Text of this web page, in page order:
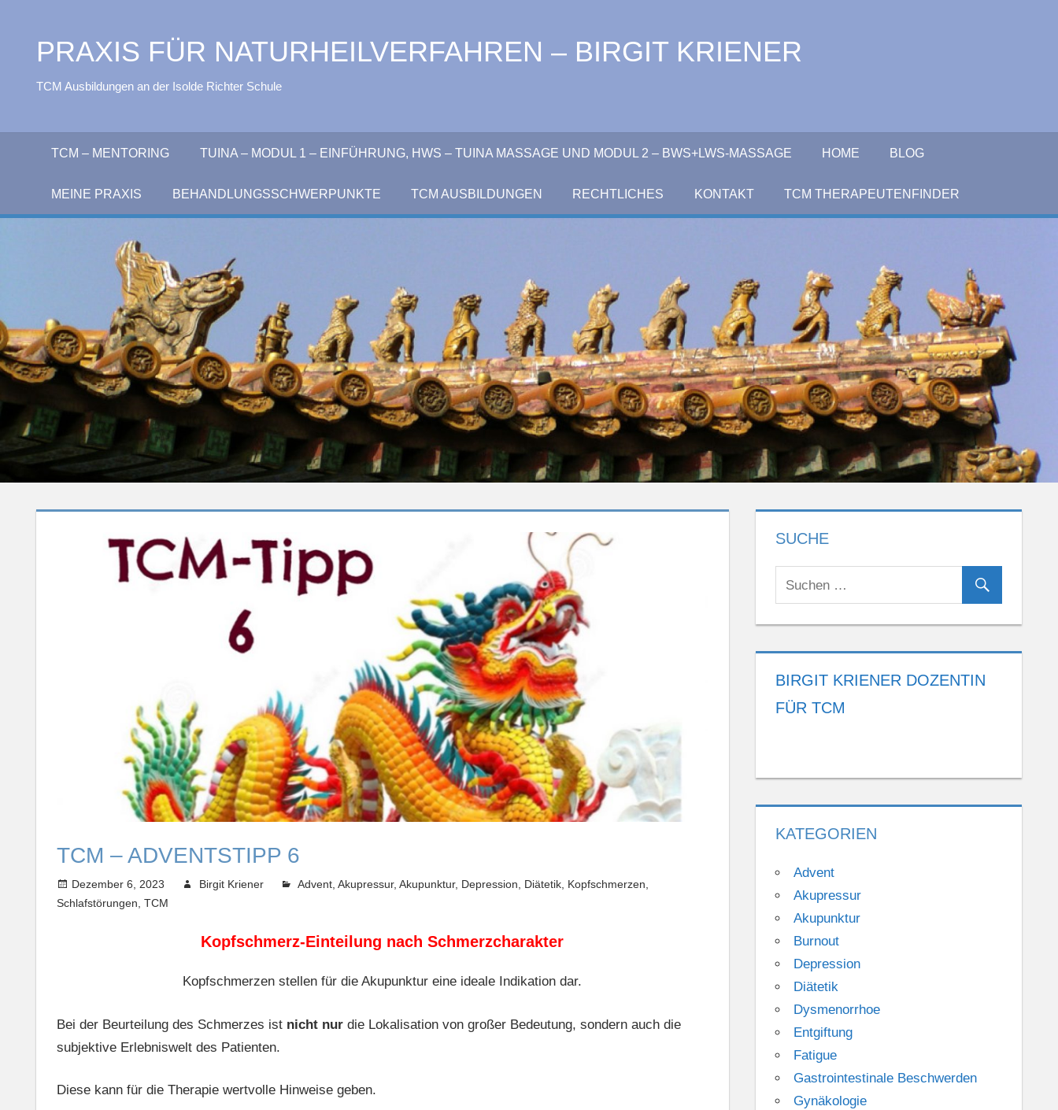
springenPRAXIS FÜR NATURHEILVERFAHREN – BIRGIT KRIENER
TCM Ausbildungen an der Isolde Richter Schule
TCM – MENTORING TUINA – MODUL 1 – EINFÜHRUNG, HWS – TUINA MASSAGE UND MODUL 2 – BWS+LWS-MASSAGE HOME BLOG
MEINE PRAXIS BEHANDLUNGSSCHWERPUNKTE TCM AUSBILDUNGEN RECHTLICHES KONTAKT TCM THERAPEUTENFINDER
TCM – ADVENTSTIPP 6
Dezember 6, 2023 Birgit Kriener Advent ,Akupressur,Akupunktur, Depression Diätetik Kopfschmerzen
Schlafstörungen TCM
Kopfschmerz-Einteilung nach Schmerzcharakter
Kopfschmerzen stellen für die Akupunktur eine ideale Indikation dar.
Bei der Beurteilung des Schmerzes ist nicht nurdie Lokalisation von großer Bedeutung, sondern auch die
subjektive Erlebniswelt des Patienten.
Diese kann für die Therapie wertvolle Hinweise geben.
SUCHE
BIRGIT KRIENER DOZENTIN
FÜR TCM
KATEGORIEN
Advent
Akupressur
Akupunktur
Burnout
Depression
Diätetik
Dysmenorrhoe
Entgiftung
Fatigue
Gastrointestinale Beschwerden
Gynäkologie